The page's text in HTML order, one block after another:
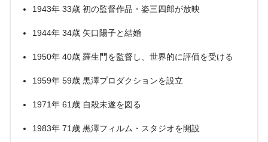
1943年 33歳 初の監督作品・姿三四郎が放映
1944年 34歳 矢口陽子と結婚
1950年 40歳 羅生門を監督し、世界的に評価を受ける
1959年 59歳 黒澤プロダクションを設立
1971年 61歳 自殺未遂を図る
1983年 71歳 黒澤フィルム・スタジオを開設